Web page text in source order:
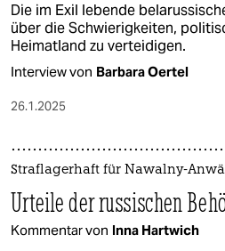
Die im Exil lebende
über die Schwierigkeiten,
Heimatland zu verteidigen.
Interview von Barbara Oertel
26.1.2025
Straflagerhaft für Nawalny-
Urteile der russischen
Kommentar von Inna Hartwich